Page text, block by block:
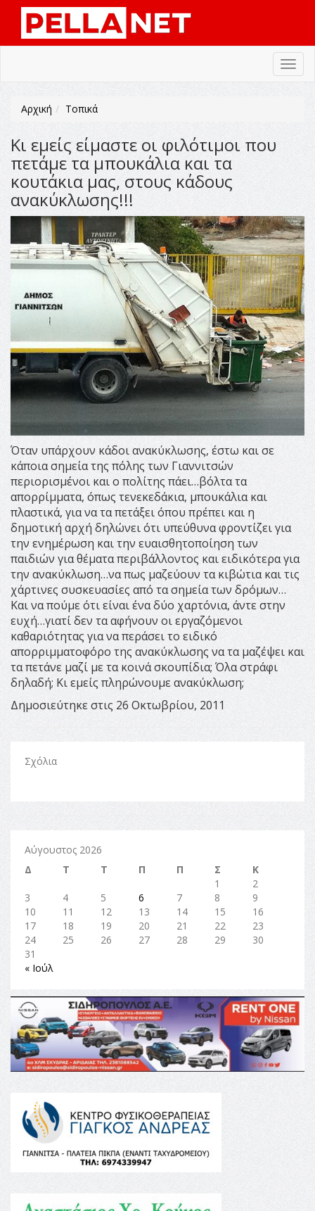
Αρχική Τοπικά
Κι εμείς είμαστε οι φιλότιμοι που
πετάμε τα μπουκάλια και τα
κουτάκια μας, στους κάδους
ανακύκλωσης!!!
Όταν υπάρχουν κάδοι ανακύκλωσης, έστω και σε
κάποια σημεία της πόλης των Γιαννιτσών
περιορισμένοι και ο πολίτης πάει…βόλτα τα
απορρίμματα, όπως τενεκεδάκια, μπουκάλια και
πλαστικά, για να τα πετάξει όπου πρέπει και η
δημοτική αρχή δηλώνει ότι υπεύθυνα φροντίζει για
την ενημέρωση και την ευαισθητοποίηση των
παιδιών για θέματα περιβάλλοντος και ειδικότερα για
την ανακύκλωση…να πως μαζεύουν τα κιβώτια και τις
χάρτινες συσκευασίες από τα σημεία των δρόμων…
Και να πούμε ότι είναι ένα δύο χαρτόνια, άντε στην
ευχή…γιατί δεν τα αφήνουν οι εργαζόμενοι
καθαριότητας για να περάσει το ειδικό
απορριμματοφόρο της ανακύκλωσης να τα μαζέψει και
τα πετάνε μαζί με τα κοινά σκουπίδια; Όλα στράφι
δηλαδή; Κι εμείς πληρώνουμε ανακύκλωση;
Δημοσιεύτηκε στις 26 Οκτωβρίου, 2011
Σχόλια
Αύγουστος 2026
Δ
Τ Τ Π Π Σ
Κ
1
2
3
4 5 6 7 8
9
10
11 12 13 14 15
16
17
18 19 20 21 22
23
24
25 26 27 28 29
30
31
« Ιούλ